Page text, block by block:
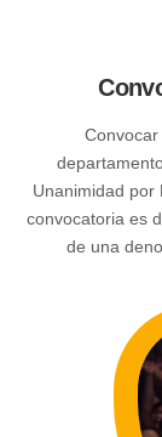
Unanimidad por
convocatoria es
de una